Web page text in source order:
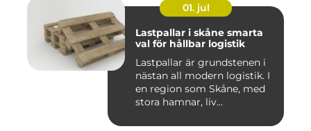
01. jul
Lastpallar i skåne smarta
val för hållbar logistik
Lastpallar är grundstenen i
nästan all modern logistik. I
en region som Skåne, med
stora hamnar, liv...